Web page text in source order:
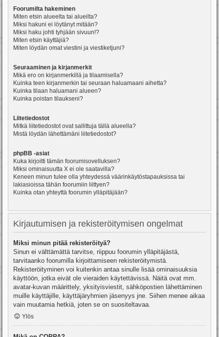
Foorumilta hakeminen
Miten etsin alueelta tai alueilta?
Miksi hakuni ei löytänyt mitään?
Miksi haku johti tyhjään sivuun!?
Miten etsin käyttäjiä?
Miten löydän omat viestini ja viestiketjuni?
Seuraaminen ja kirjanmerkit
Mikä ero on kirjanmerkillä ja tilaamisella?
Kuinka teen kirjanmerkin tai seuraan haluamaani aihetta?
Kuinka tilaan haluamani alueen?
Kuinka poistan tilaukseni?
Liitetiedostot
Mitkä liitetiedostot ovat sallittuja tällä alueella?
Mistä löydän lähettämäni liitetiedostot?
phpBB -asiat
Kuka kirjoitti tämän foorumisovelluksen?
Miksi ominaisuutta X ei ole saatavilla?
Keneen minun tulee olla yhteydessä väärinkäytöstapauksissa tai
lakiasioissa tähän foorumiin liittyen?
Kuinka otan yhteyttä foorumin ylläpitäjään?
Kirjautumisen ja rekisteröitymisen ongelmat
Miksi minun pitää rekisteröityä?
Sinun ei välttämättä tarvitse, riippuu foorumin ylläpitäjästä,
tarvitaanko foorumilla kirjoittamiseen rekisteröitymistä.
Rekisteröityminen voi kuitenkin antaa sinulle lisää ominaisuuksia
käyttöön, jotka eivät ole vieraiden käytettävissä. Näitä ovat mm.
avatar-kuvan määrittely, yksityisviestit, sähköpostien lähettäminen
muille käyttäjille, käyttäjäryhmien jäsenyys jne. Siihen menee aikaa
vain muutamia hetkiä, joten se on suositeltavaa.
Ylös